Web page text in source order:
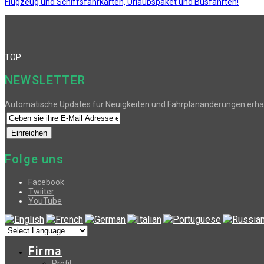
TOP
NEWSLETTER
Automatische Updates für Neuigkeiten und Fahrplanänderungen
Folge uns
Facebook
Twiiter
YouTube
Firma